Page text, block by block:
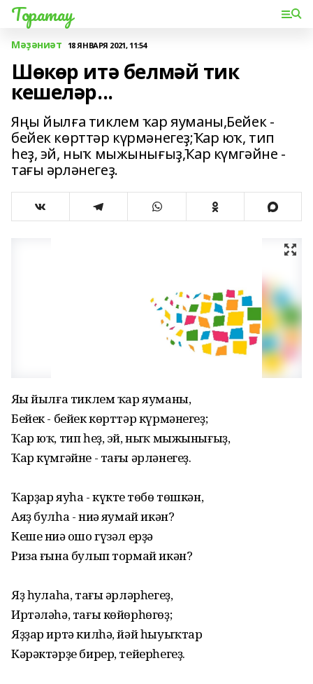
Торатау
Мәҙәниәт 18 ЯНВАРЯ 2021, 11:54
Шөкөр итә белмәй тик
кешеләр...
Яңы йылға тиклем ҡар яуманы,Бейек -
бейек көрттәр күрмәнегеҙ;Ҡар юҡ, тип
һеҙ, эй, ныҡ мыжынығыҙ,Ҡар күмгәйне -
тағы әрләнегеҙ.
Яңы йылға тиклем ҡар яуманы,
Бейек - бейек көрттәр күрмәнегеҙ;
Ҡар юҡ, тип һеҙ, эй, ныҡ мыжынығыҙ,
Ҡар күмгәйне - тағы әрләнегеҙ.
Ҡарҙар яуһа - күктең төбө төшкән,
Аяҙ булһа - ниңә яумай икән?
Кеше ниңә ошо гүзәл ерҙә
Риза ғына булып тормай икән?
Яҙ һуңлаһа, тағы әрләрһегеҙ,
Иртәләһә, тағы көйөрһөгөҙ;
Яҙҙар иртә килһә, йәй һыуыҡтар
Кәрәктәрҙе бирер, тейерһегеҙ.